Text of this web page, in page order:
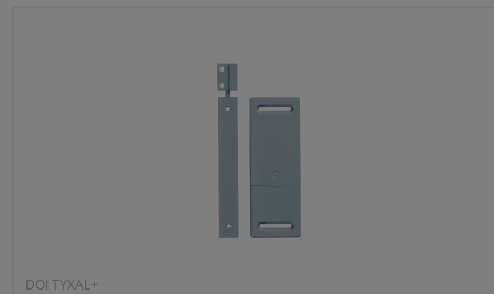
DOI TYXAL+